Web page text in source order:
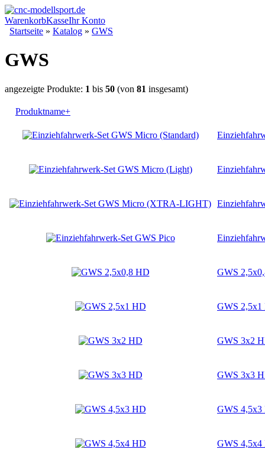
WarenkorbKasseIhr Konto
Startseite » Katalog » GWS
GWS
angezeigte Produkte: 1 bis 50 (von 81 insgesamt)
Produktname+
GWS
GWS 2,5x1
GWS 3x2
GWS 3x3
GWS 4,5x3
GWS 4,5x4